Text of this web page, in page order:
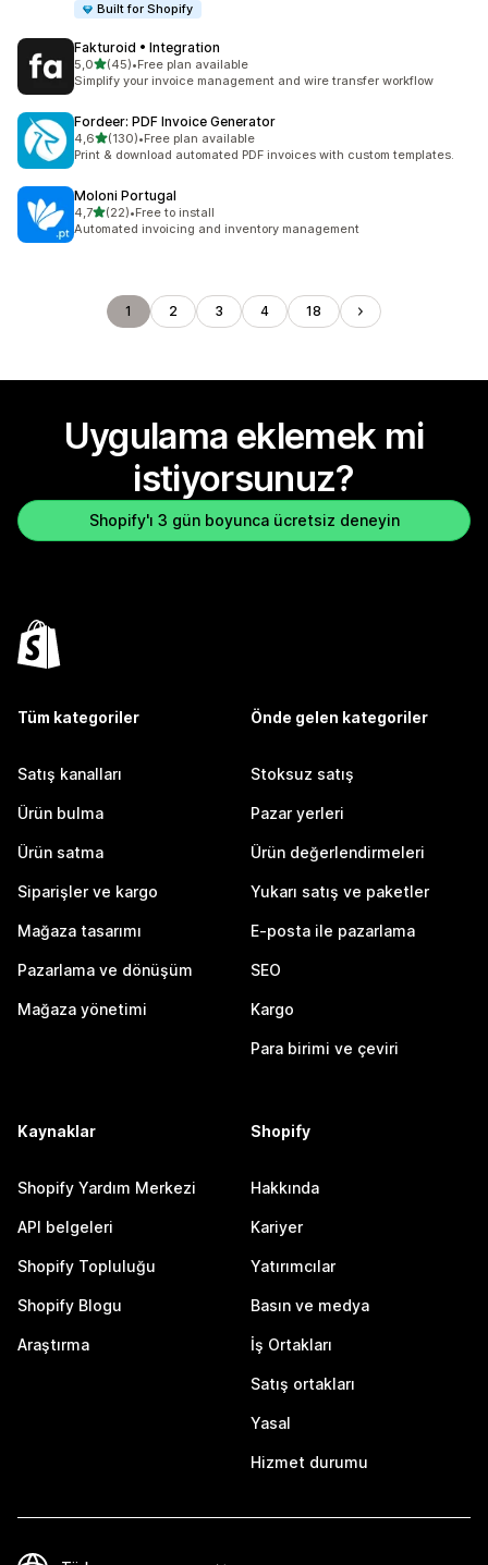
Built for Shopify
Fakturoid • Integration
5,05 yıldız üzerinden
(45)
toplam 45 değerlendirme
•Free plan available
Simplify your invoice management and wire transfer workflow
Fordeer: PDF Invoice Generator
4,65 yıldız üzerinden
(130)
toplam 130 değerlendirme
•Free plan available
Print & download automated PDF invoices with custom templates.
Moloni Portugal
4,75 yıldız üzerinden
(22)
toplam 22 değerlendirme
•Free to install
Automated invoicing and inventory management
1 2 3 4 18
Uygulama eklemek mi
istiyorsunuz?
Shopify'ı 3 gün boyunca ücretsiz deneyin
Tüm kategoriler
Satış kanalları
Ürün bulma
Ürün satma
Siparişler ve kargo
Mağaza tasarımı
Pazarlama ve dönüşüm
Mağaza yönetimi
Önde gelen kategoriler
Stoksuz satış
Pazar yerleri
Ürün değerlendirmeleri
Yukarı satış ve paketler
E-posta ile pazarlama
SEO
Kargo
Para birimi ve çeviri
Kaynaklar
Shopify Yardım Merkezi
API belgeleri
Shopify Topluluğu
Shopify Blogu
Araştırma
Shopify
Hakkında
Kariyer
Yatırımcılar
Basın ve medya
İş Ortakları
Satış ortakları
Yasal
Hizmet durumu